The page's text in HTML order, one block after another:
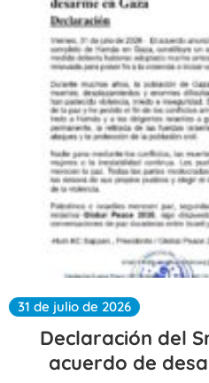
31 de julio de 2026
Declaración del
acuerdo de